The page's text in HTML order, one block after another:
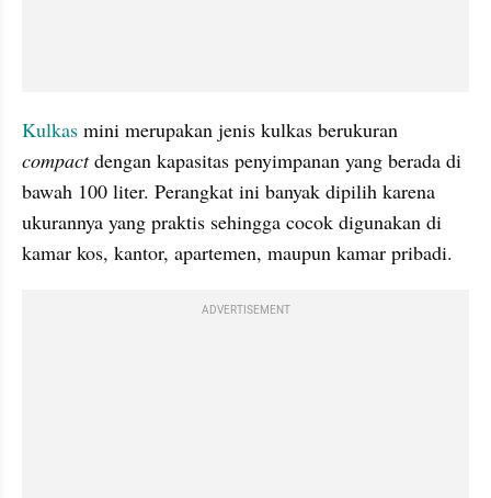
Kulkas
compact dengan kapasitas penyimpanan yang berada di
bawah 100 liter. Perangkat ini banyak dipilih karena
ukurannya yang praktis sehingga cocok digunakan di
kamar kos, kantor, apartemen, maupun kamar pribadi.
ADVERTISEMENT